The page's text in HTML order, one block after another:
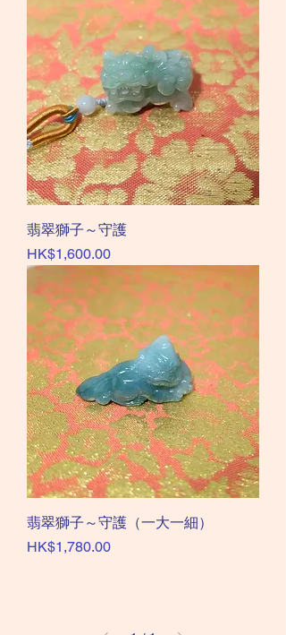
翡翠獅子～守護
價格
HK$1,600.00
翡翠獅子～守護（一大一細）
價格
HK$1,780.00